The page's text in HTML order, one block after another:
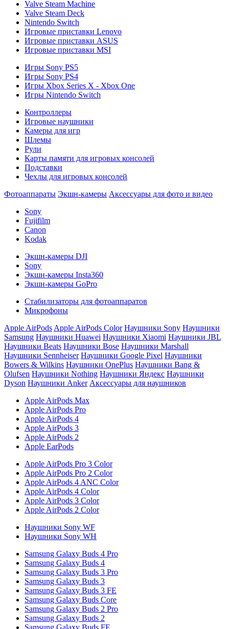
Valve Steam Machine
Valve Steam Deck
Nintendo Switch
Игровые приставки Lenovo
Игровые приставки ASUS
Игровые приставки MSI
Игры Sony PS5
Игры Sony PS4
Игры Xbox Series X - Xbox One
Игры Nintendo Switch
Контроллеры
Игровые наушники
Камеры для игр
Шлемы
Рули
Карты памяти для игровых консолей
Подставки
Чехлы для игровых консолей
Фотоаппараты Экшн-камеры Аксессуары для фото и видео
Sony
Fujifilm
Canon
Kodak
Экшн-камеры DJI
Sony
Экшн-камеры Insta360
Экшн-камеры GoPro
Стабилизаторы для фотоаппаратов
Микрофоны
Apple AirPods Apple AirPods Color Наушники Sony Наушники
Samsung Наушники Huawei Наушники Xiaomi Наушники JBL
Наушники Beats Наушники Bose Наушники Marshall
Наушники Sennheiser Наушники Google Pixel Наушники
Bowers & Wilkins Наушники OnePlus Наушники Bang &
Olufsen Наушники Nothing Наушники Яндекс Наушники
Dyson Наушники Anker Аксессуары для наушников
Apple AirPods Max
Apple AirPods Pro
Apple AirPods 4
Apple AirPods 3
Apple AirPods 2
Apple EarPods
Apple AirPods Pro 3 Color
Apple AirPods Pro 2 Color
Apple AirPods 4 ANC Color
Apple AirPods 4 Color
Apple AirPods 3 Color
Apple AirPods 2 Color
Наушники Sony WF
Наушники Sony WH
Samsung Galaxy Buds 4 Pro
Samsung Galaxy Buds 4
Samsung Galaxy Buds 3 Pro
Samsung Galaxy Buds 3
Samsung Galaxy Buds 3 FE
Samsung Galaxy Buds Core
Samsung Galaxy Buds 2 Pro
Samsung Galaxy Buds 2
Samsung Galaxy Buds FE